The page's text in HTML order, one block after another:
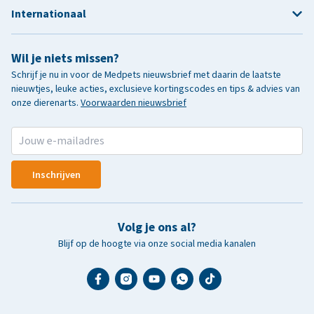
Wil je niets missen?
Schrijf je nu in voor de Medpets nieuwsbrief met daarin de laatste
nieuwtjes, leuke acties, exclusieve kortingscodes en tips & advies van
onze dierenarts. Voorwaarden nieuwsbrief
Inschrijven
Volg je ons al?
Blijf op de hoogte via onze social media kanalen
Internationaal